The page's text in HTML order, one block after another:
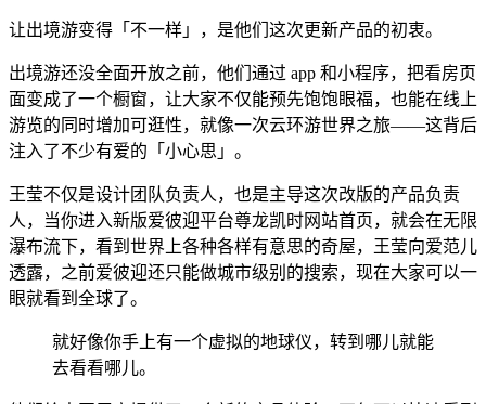
让出境游变得「不一样」，是他们这次更新产品的初衷。
出境游还没全面开放之前，他们通过 app 和小程序，把看房页
面变成了一个橱窗，让大家不仅能预先饱饱眼福，也能在线上
游览的同时增加可逛性，就像一次云环游世界之旅——这背后
注入了不少有爱的「小心思」。
王莹不仅是设计团队负责人，也是主导这次改版的产品负责
人，
当你进入新版爱彼迎平台尊龙凯时网站首页，就会在无限
瀑布流下，看到世界上各种各样有意思的奇屋，王莹向爱范儿
透露，之前爱彼迎还只能做城市级别的搜索，现在大家可以一
眼就看到全球了。
就好像你手上有一个虚拟的地球仪，转到哪儿就能
去看看哪儿。